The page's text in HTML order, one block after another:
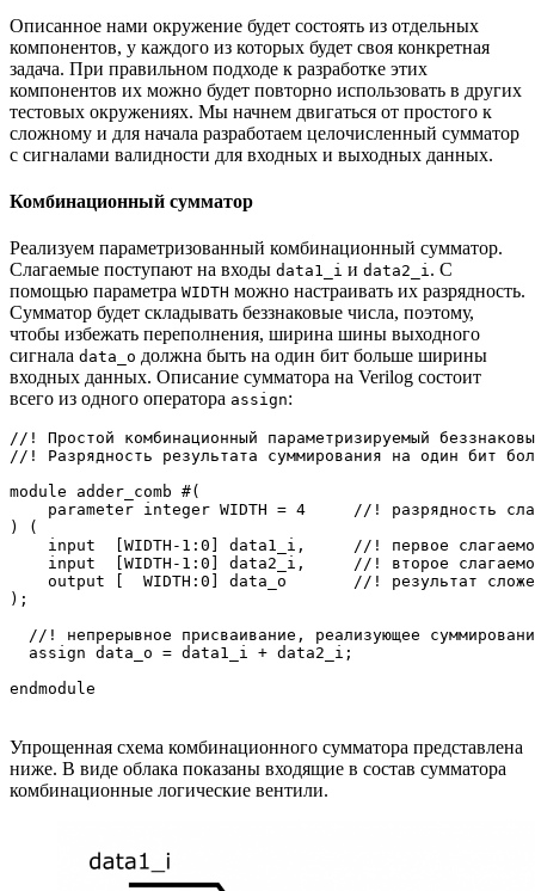
Описанное нами окружение будет состоять из отдельных
компонентов, у каждого из которых будет своя конкретная
задача. При правильном подходе к разработке этих
компонентов их можно будет повторно использовать в других
тестовых окружениях. Мы начнем двигаться от простого к
сложному и для начала разработаем целочисленный сумматор
с сигналами валидности для входных и выходных данных.
Комбинационный сумматор
Реализуем параметризованный комбинационный сумматор.
Слагаемые поступают на входы data1_i и data2_i. С
помощью параметра WIDTH можно настраивать их разрядность.
Сумматор будет складывать беззнаковые числа, поэтому,
чтобы избежать переполнения, ширина шины выходного
сигнала data_o должна быть на один бит больше ширины
входных данных. Описание сумматора на Verilog состоит
всего из одного оператора assign:
//! Простой комбинационный параметризируемый
//! Разрядность результата суммирования на один бит
module adder_comb #(
parameter integer WIDTH = 4     //! разрядность
) (
input  [WIDTH-1:0] data1_i,     //! первое
input  [WIDTH-1:0] data2_i,     //! второе
output [  WIDTH:0] data_o       //! результат
);
//! непрерывное присваивание, реализующее
  assign data_o = data1_i + data2_i;
Упрощенная схема комбинационного сумматора представлена
ниже. В виде облака показаны входящие в состав сумматора
комбинационные логические вентили.